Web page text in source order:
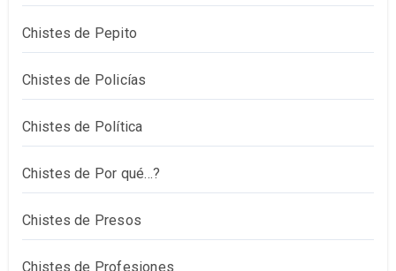
Chistes de Pepito
Chistes de Policías
Chistes de Política
Chistes de Por qué…?
Chistes de Presos
Chistes de Profesiones